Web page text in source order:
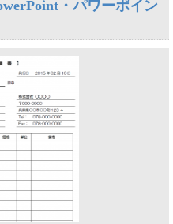
・パワーポイン